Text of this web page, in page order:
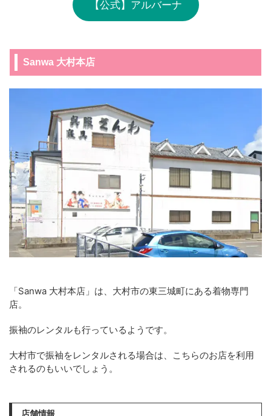
【公式】アルバーナ
Sanwa 大村本店
「Sanwa 大村本店」は、大村市の東三城町にある着物専門
店。
振袖のレンタルも行っているようです。
大村市で振袖をレンタルされる場合は、こちらのお店を利用
されるのもいいでしょう。
店舗情報